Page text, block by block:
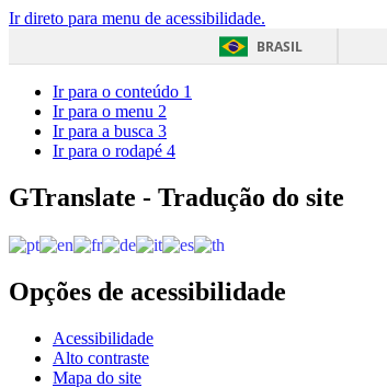
Ir direto para menu de acessibilidade.
BRASIL
Ir para o conteúdo 1
Ir para o menu 2
Ir para a busca 3
Ir para o rodapé 4
GTranslate - Tradução do site
Opções de acessibilidade
Acessibilidade
Alto contraste
Mapa do site